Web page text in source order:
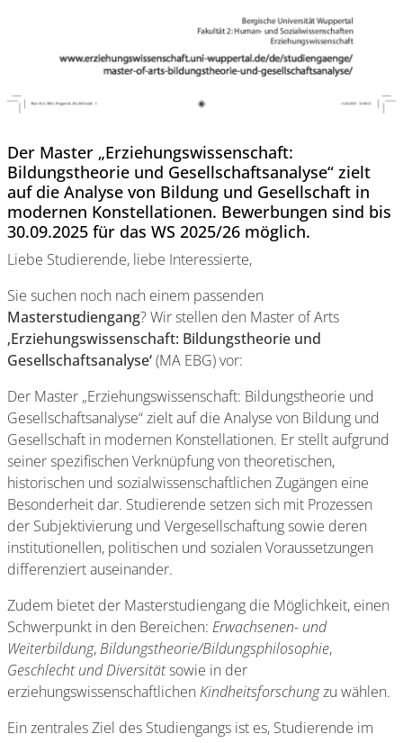
Der Master „Erziehungswissenschaft:
Bildungstheorie und Gesellschaftsanalyse“ zielt
auf die Analyse von Bildung und Gesellschaft in
modernen Konstellationen. Bewerbungen sind bis
30.09.2025 für das WS 2025/26 möglich.
Liebe Studierende, liebe Interessierte,
Sie suchen noch nach einem passenden
Masterstudiengang? Wir stellen den Master of Arts
‚Erziehungswissenschaft: Bildungstheorie und
Gesellschaftsanalyse‘(MA EBG) vor:
Der Master „Erziehungswissenschaft: Bildungstheorie und
Gesellschaftsanalyse“ zielt auf die Analyse von Bildung und
Gesellschaft in modernen Konstellationen. Er stellt aufgrund
seiner spezifischen Verknüpfung von theoretischen,
historischen und sozialwissenschaftlichen Zugängen eine
Besonderheit dar. Studierende setzen sich mit Prozessen
der Subjektivierung und Vergesellschaftung sowie deren
institutionellen, politischen und sozialen Voraussetzungen
differenziert auseinander.
Zudem bietet der Masterstudiengang die Möglichkeit, einen
Schwerpunkt in den Bereichen: Erwachsenen- und
Weiterbildung,Bildungstheorie/Bildungsphilosophie,
Geschlecht und Diversitätsowie in der
erziehungswissenschaftlichen Kindheitsforschungzu wählen.
Ein zentrales Ziel des Studiengangs ist es, Studierende im